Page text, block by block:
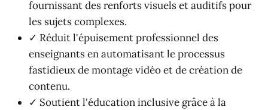
fournissant des renforts visuels et auditifs pour
les sujets complexes.
✓ Réduit l'épuisement professionnel des
enseignants en automatisant le processus
fastidieux de montage vidéo et de création de
contenu.
✓ Soutient l'éducation inclusive grâce à la